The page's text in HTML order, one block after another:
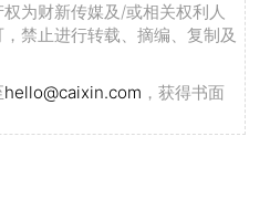
为财新传媒及/或相关权利人
禁止进行转载、摘编、复制及
hello@caixin.com ，获得书面